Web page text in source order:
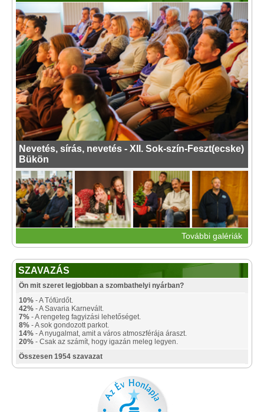
Nevetés, sírás, nevetés - XII. Sok-szín-Feszt(ecske)
Bükön
További galériák
SZAVAZÁS
Ön mit szeret legjobban a szombathelyi nyárban?
10% - A Tófürdőt.
42% - A Savaria Karnevált.
7% - A rengeteg fagyizási lehetőséget.
8% - A sok gondozott parkot.
14% - A nyugalmat, amit a város atmoszférája áraszt.
20% - Csak az számít, hogy igazán meleg legyen.
Összesen 1954 szavazat